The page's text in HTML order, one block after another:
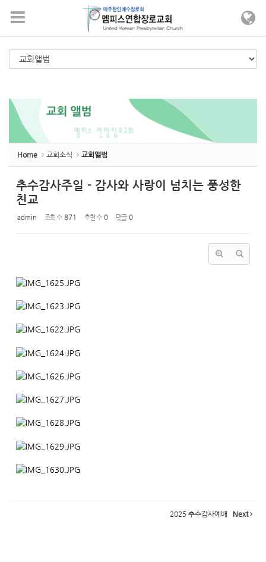
메뉴 건너뛰기
Home 교회소식 교회앨범
추수감사주일 - 감사와 사랑이 넘치는 풍성한
친교
admin 조회 수 871 추천 수 0 댓글 0
2025 추수감사예배 Next